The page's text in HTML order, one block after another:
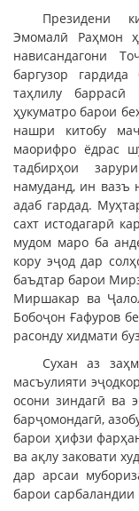
Президени
Эмомалӣ Раҳмон
нависандагони
баргузор
таҳлилу
ҳукуматро барои
нашри китобу
маорифро ёдрас
тадбирҳои
намуданд, ин вазъ
адаб гардад.
сахт истодагарӣ
мудом маро ба
кору эҷод дар
баъдтар барои
Миршакар ва
Бобоҷон Ғафуров
расонду хидмати
Сухан аз
масъулияти
осони зиндагӣ ва
барҷомондагӣ,
барои ҳифзи
ва ақлу заковати
дар арсаи
барои